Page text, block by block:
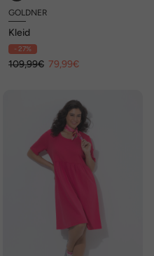
GOLDNER
Kleid
- 27%
109,99€ 79,99€